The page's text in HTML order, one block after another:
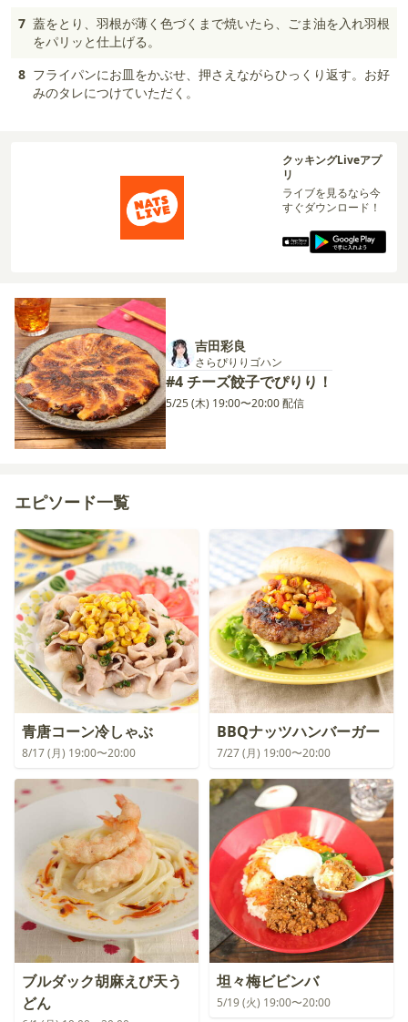
7 蓋をとり、羽根が薄く色づくまで焼いたら、ごま油を入れ羽根
をパリッと仕上げる。
8 フライパンにお皿をかぶせ、押さえながらひっくり返す。お好
みのタレにつけていただく。
クッキングLiveアプ
リ
ライブを見るなら今
すぐダウンロード！
吉田彩良
さらぴりりゴハン
#4 チーズ餃子でぴりり！
5/25 (木) 19:00〜20:00 配信
エピソード一覧
青唐コーン冷しゃぶ
8/17 (月) 19:00〜20:00
BBQナッツハンバーガー
7/27 (月) 19:00〜20:00
ブルダック胡麻えび天う
どん
坦々梅ビビンバ
5/19 (火) 19:00〜20:00